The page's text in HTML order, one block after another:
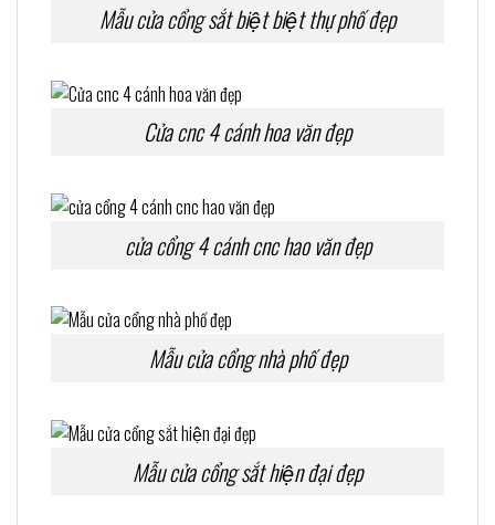
Mẫu cửa cổng sắt biệt biệt thự phố đẹp
Cửa cnc 4 cánh hoa văn đẹp
cửa cổng 4 cánh cnc hao văn đẹp
Mẫu cửa cổng nhà phố đẹp
Mẫu cửa cổng sắt hiện đại đẹp